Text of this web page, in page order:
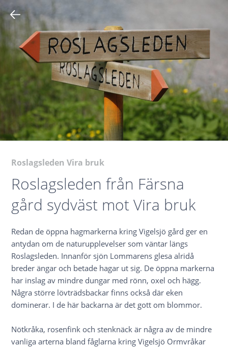
Roslagsleden Vira bruk
Roslagsleden från Färsna
gård sydväst mot Vira bruk
Redan de öppna hagmarkerna kring Vigelsjö gård ger en
antydan om de naturupplevelser som väntar längs
Roslagsleden. Innanför sjön Lommarens glesa alridå
breder ängar och betade hagar ut sig. De öppna markerna
har inslag av mindre dungar med rönn, oxel och hägg.
Några större lövträdsbackar finns också där eken
dominerar. I de här backarna är det gott om blommor.
Nötkråka, rosenfink och stenknäck är några av de mindre
vanliga arterna bland fåglarna kring Vigelsjö Ormvråkar